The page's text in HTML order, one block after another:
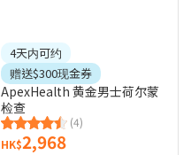
4天内可约
赠送$300现金券
ApexHealth 黄金男士荷尔蒙
检查
(4)
HK$2,968